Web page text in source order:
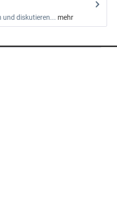
und diskutieren... mehr